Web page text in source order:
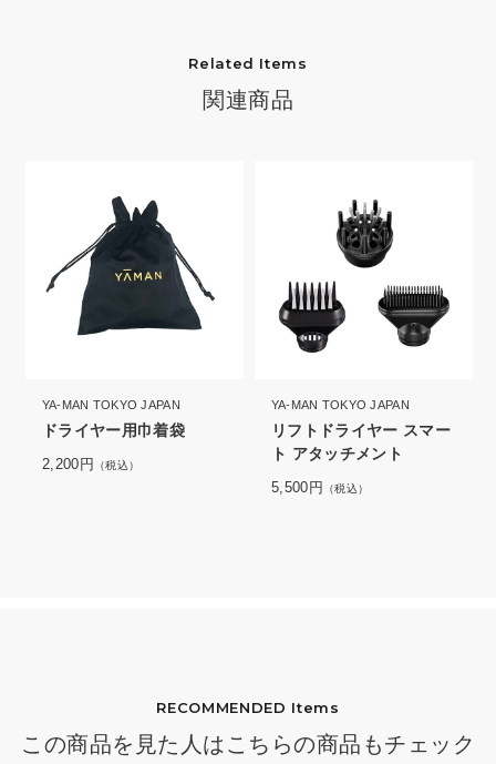
Related Items
関連商品
YA-MAN TOKYO JAPAN
ドライヤー用巾着袋
2,200円 （税込）
YA-MAN TOKYO JAPAN
リフトドライヤー スマー
ト アタッチメント
5,500円 （税込）
RECOMMENDED Items
この商品を見た人はこちらの商品もチェック